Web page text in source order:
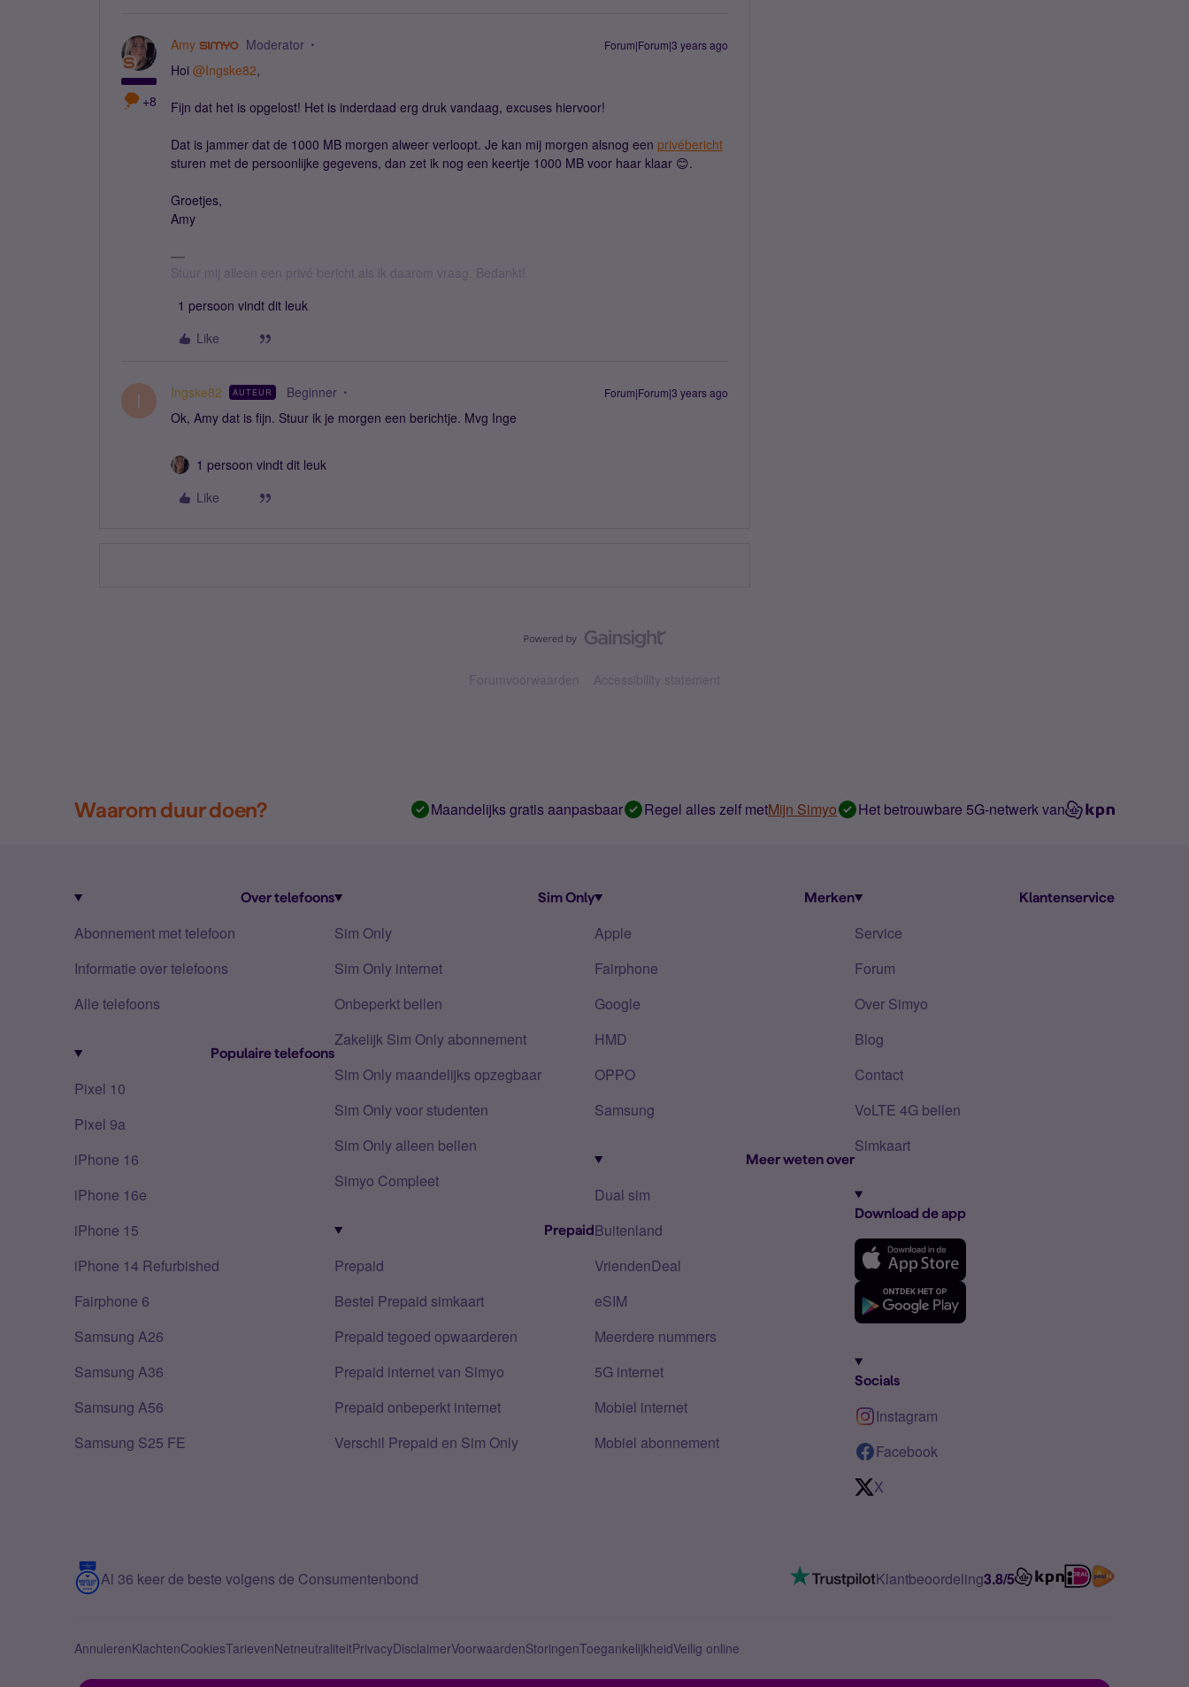
+8
Amy Moderator Forum|Forum|3 years ago
Hoi @Ingske82,
Fijn dat het is opgelost! Het is inderdaad erg druk vandaag, excuses hiervoor!
Dat is jammer dat de 1000 MB morgen alweer verloopt. Je kan mij morgen alsnog een privébericht
sturen met de persoonlijke gegevens, dan zet ik nog een keertje 1000 MB voor haar klaar 😊.
Groetjes,
Amy
Stuur mij alleen een privé bericht als ik daarom vraag. Bedankt!
1 persoon vindt dit leuk
Like
I Ingske82 AUTEUR Beginner Forum|Forum|3 years ago
Ok, Amy dat is fijn. Stuur ik je morgen een berichtje. Mvg Inge
1 persoon vindt dit leuk
Like
Forumvoorwaarden Accessibility statement
Waarom duur doen? Maandelijks gratis aanpasbaar Regel alles zelf metMijn Simyo Het betrouwbare 5G-netwerk van
Over telefoons
Abonnement met telefoon
Informatie over telefoons
Alle telefoons
Populaire telefoons
Pixel 10
Pixel 9a
iPhone 16
iPhone 16e
iPhone 15
iPhone 14 Refurbished
Fairphone 6
Samsung A26
Samsung A36
Samsung A56
Samsung S25 FE
Sim Only
Sim Only
Sim Only internet
Onbeperkt bellen
Zakelijk Sim Only abonnement
Sim Only maandelijks opzegbaar
Sim Only voor studenten
Sim Only alleen bellen
Simyo Compleet
Prepaid
Prepaid
Bestel Prepaid simkaart
Prepaid tegoed opwaarderen
Prepaid internet van Simyo
Prepaid onbeperkt internet
Verschil Prepaid en Sim Only
Merken
Apple
Fairphone
Google
HMD
OPPO
Samsung
Meer weten over
Dual sim
Buitenland
VriendenDeal
eSIM
Meerdere nummers
5G internet
Mobiel internet
Mobiel abonnement
Klantenservice
Service
Forum
Over Simyo
Blog
Contact
VoLTE 4G bellen
Simkaart
Download de app
Socials
Instagram
Facebook
X
Al 36 keer de beste volgens de Consumentenbond Klantbeoordeling3.8/5
AnnulerenKlachtenCookiesTarievenNetneutraliteitPrivacyDisclaimerVoorwaardenStoringenToegankelijkheidVeilig online